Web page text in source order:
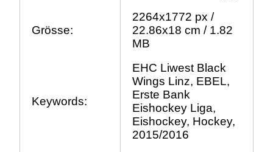
Grösse:
2264x1772 px /
22.86x18 cm / 1.82
MB
Keywords:
EHC Liwest Black
Wings Linz, EBEL,
Erste Bank
Eishockey Liga,
Eishockey, Hockey,
2015/2016